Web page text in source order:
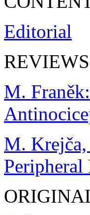
Editorial
REVIEWS
M. Franěk:
M.
Peripheral